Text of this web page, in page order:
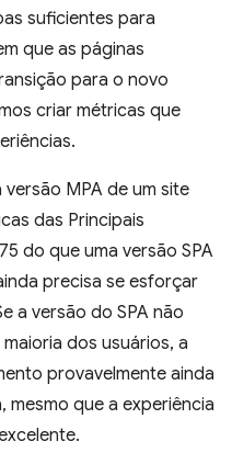
suficientes para
que as páginas
para o novo
criar métricas que
MPA de um site
das Principais
do que uma versão SPA
precisa se esforçar
a versão do SPA não
dos usuários, a
provavelmente ainda
que a experiência